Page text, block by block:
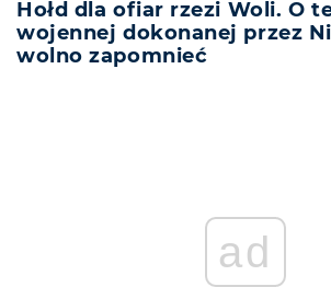
Hołd dla ofiar rzezi Woli. O
wojennej dokonanej przez
wolno zapomnieć
ad